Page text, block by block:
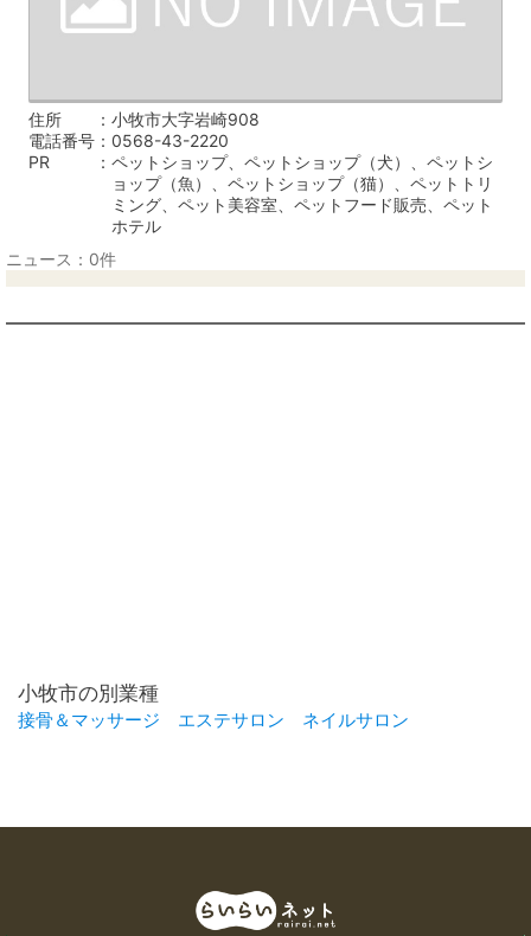
住所
小牧市大字岩崎908
電話番号
0568-43-2220
PR
ペットショップ、ペットショップ（犬）、ペットシ
ョップ（魚）、ペットショップ（猫）、ペットトリ
ミング、ペット美容室、ペットフード販売、ペット
ホテル
ニュース：0件
小牧市の別業種
接骨＆マッサージ エステサロン ネイルサロン